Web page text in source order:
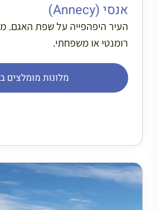
אנסי (Annecy)
העיר היפהפייה על שפת האגם.
רומנטי או משפחתי.
מלונות מומלצים